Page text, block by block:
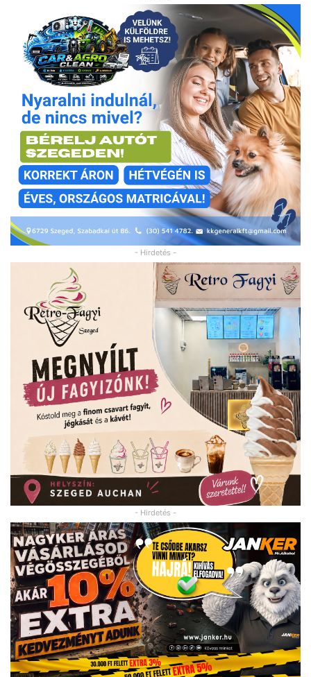
- Hirdetés -
- Hirdetés -